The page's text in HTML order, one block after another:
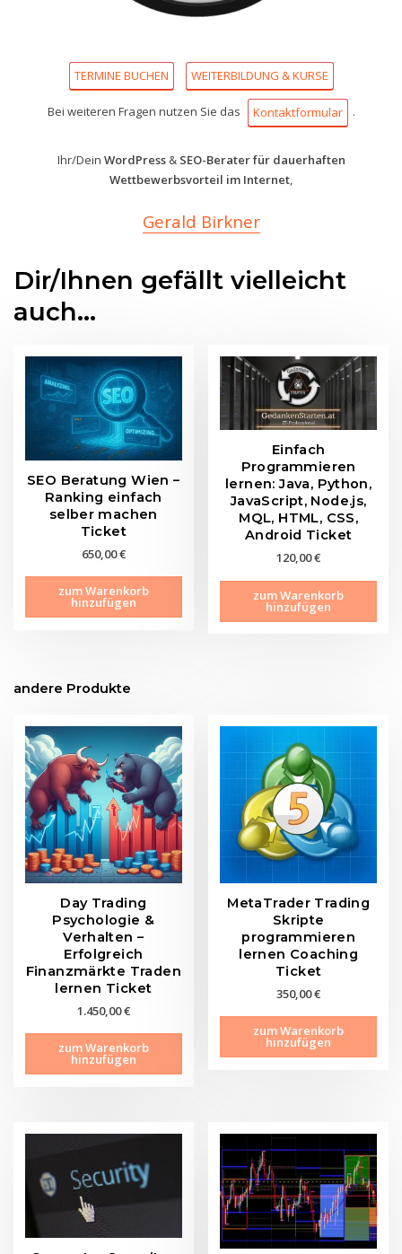
TERMINE BUCHEN WEITERBILDUNG & KURSE
Bei weiteren Fragen nutzen Sie das Kontaktformular .
Ihr/Dein WordPress& SEO-Berater für dauerhaften
Wettbewerbsvorteil im Internet
Gerald Birkner
Dir/Ihnen gefällt vielleicht
auch...
SEO Beratung Wien –
Ranking einfach
selber machen
Ticket
650,00€
zum Warenkorb
hinzufügen
Einfach
Programmieren
lernen: Java, Python,
JavaScript, Node.js,
MQL, HTML, CSS,
Android Ticket
120,00€
zum Warenkorb
hinzufügen
andere Produkte
Day Trading
Psychologie &
Verhalten –
Erfolgreich
Finanzmärkte Traden
lernen Ticket
1.450,00€
zum Warenkorb
hinzufügen
MetaTrader Trading
Skripte
programmieren
lernen Coaching
Ticket
350,00€
zum Warenkorb
hinzufügen